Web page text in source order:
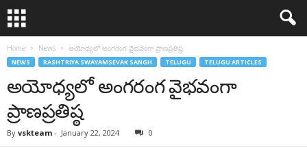
Home News అయోధ్యలో అంగరంగ వైభవంగా ప్రాణప్రతిష్ఠ
NEWS RASHTRIYA SWAYAMSEVAK SANGH TELUGU TELUGU ARTICLES
అయోధ్యలో అంగరంగ వైభవంగా
ప్రాణప్రతిష్ఠ
By vskteam - January 22, 2024 0